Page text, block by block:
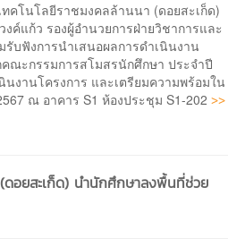
คโนโลยีราชมงคลล้านนา (ดอยสะเก็ด)
ค์แก้ว รองผู้อำนวยการฝ่ายวิชาการและ
บฟังการนำเสนอผลการดำเนินงาน
คณะกรรมการสโมสรนักศึกษา ประจำปี
งานโครงการ และเตรียมความพร้อมใน
ณ อาคาร S1 ห้องประชุม S1-202>>
ดอยสะเก็ด) นำนักศึกษาลงพื้นที่ช่วย